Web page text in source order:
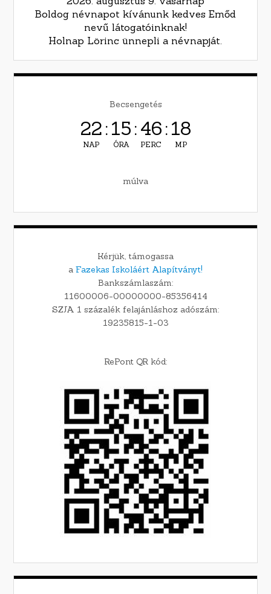
Boldog névnapot kívánunk kedves Emőd
nevű látogatóinknak!
Holnap Lörinc ünnepli a névnapját.
Becsengetés
22
NAP
:15
ÓRA
:46
PERC
:17
MP
múlva
Kérjük, támogassa
a Fazekas Iskoláért Alapítványt!
Bankszámlaszám:
11600006-00000000-85356414
SZJA 1 százalék felajánláshoz adószám:
19235815-1-03
RePont QR kód: